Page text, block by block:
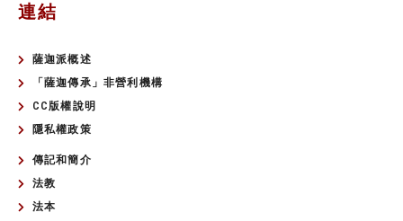
連結
薩迦派概述
「薩迦傳承」非營利機構
CC版權說明
隱私權政策
傳記和簡介
法教
法本